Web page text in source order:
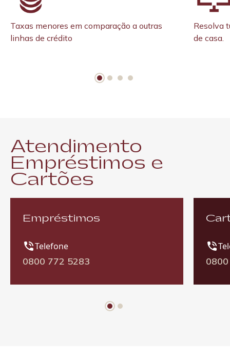
Taxas menores em comparação a outras
linhas de crédito
Resolva
de casa.
Atendimento
Empréstimos e
Cartões
Empréstimos
Telefone
0800 772 5283